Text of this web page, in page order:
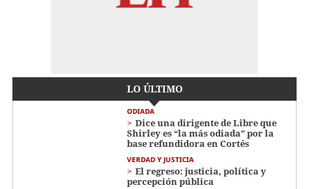
LO ÚLTIMO
ODIADA
Dice una dirigente de Libre que
Shirley es “la más odiada” por la
base refundidora en Cortés
VERDAD Y JUSTICIA
El regreso: justicia, política y
percepción pública